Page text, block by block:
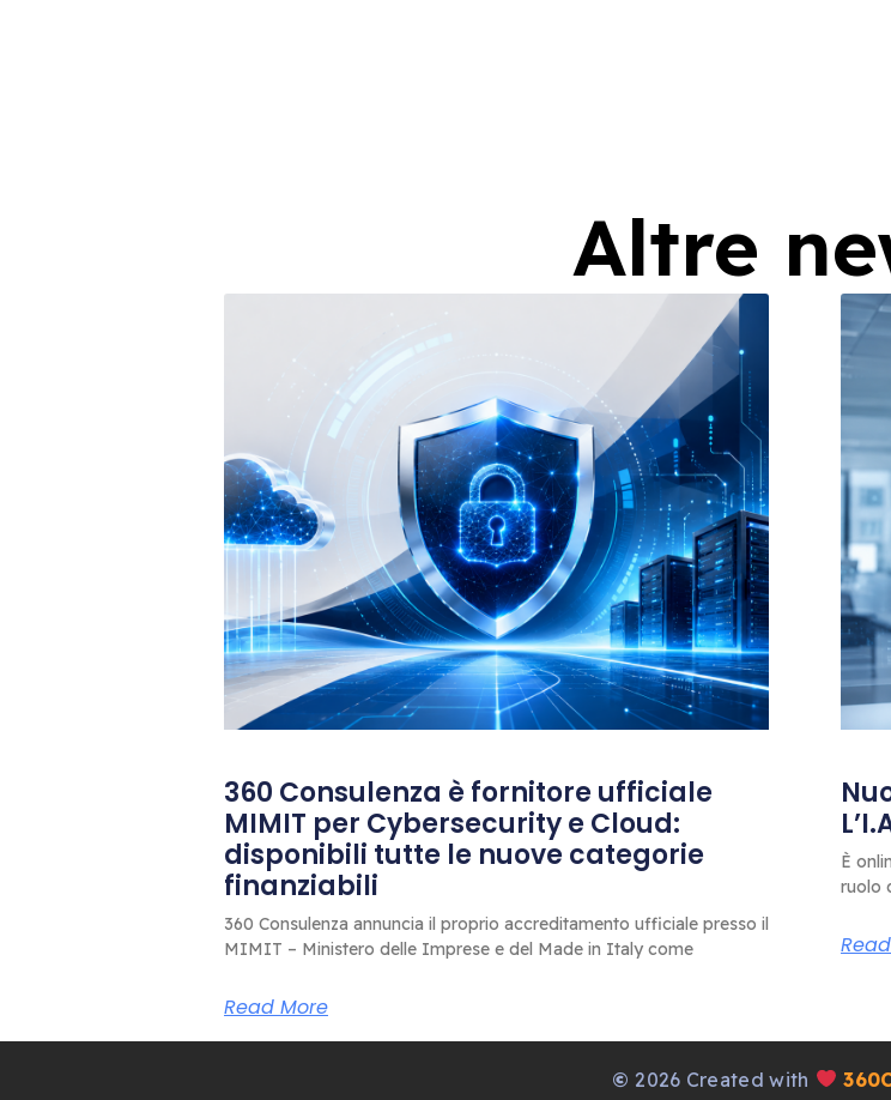
Altre
360 Consulenza è fornitore ufficiale
MIMIT per Cybersecurity e Cloud:
disponibili tutte le nuove categorie
finanziabili
360 Consulenza annuncia il proprio accreditamento ufficiale presso il
MIMIT – Ministero delle Imprese e del Made in Italy come
Read More
È
ruolo
© 2026 Created with